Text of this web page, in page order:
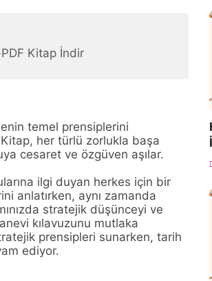
Kitap İndir
temel prensiplerini
her türlü zorlukla başa
cesaret ve özgüven aşılar.
ilgi duyan herkes için bir
anlatırken, aynı zamanda
stratejik düşünceyi ve
kılavuzunu mutlaka
prensipleri sunarken, tarih
ediyor.